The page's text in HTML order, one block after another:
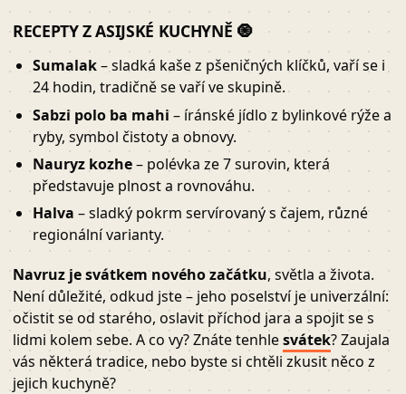
RECEPTY Z ASIJSKÉ KUCHYNĚ 🧿
Sumalak– sladká kaše z pšeničných klíčků, vaří se i
24 hodin, tradičně se vaří ve skupině.
Sabzi polo ba mahi– íránské jídlo z bylinkové rýže a
ryby, symbol čistoty a obnovy.
Nauryz kozhe– polévka ze 7 surovin, která
představuje plnost a rovnováhu.
Halva – sladký pokrm servírovaný s čajem, různé
regionální varianty.
Navruz je svátkem nového začátku, světla a života.
Není důležité, odkud jste – jeho poselství je univerzální:
očistit se od starého, oslavit příchod jara a spojit se s
lidmi kolem sebe. A co vy? Znáte tenhlesvátek? Zaujala
vás některá tradice, nebo byste si chtěli zkusit něco z
jejich kuchyně?